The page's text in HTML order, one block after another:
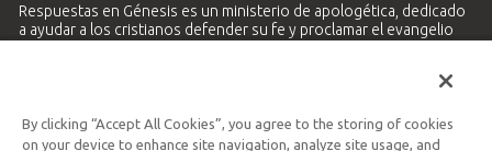
Respuestas en Génesis es un ministerio de apologética, dedicado
a ayudar a los cristianos defender su fe y proclamar el evangelio
Ministerio Hispano y Latinoamericano
By clicking “Accept All Cookies”, you agree to the storing of cookies
on your device to enhance site navigation, analyze site usage, and